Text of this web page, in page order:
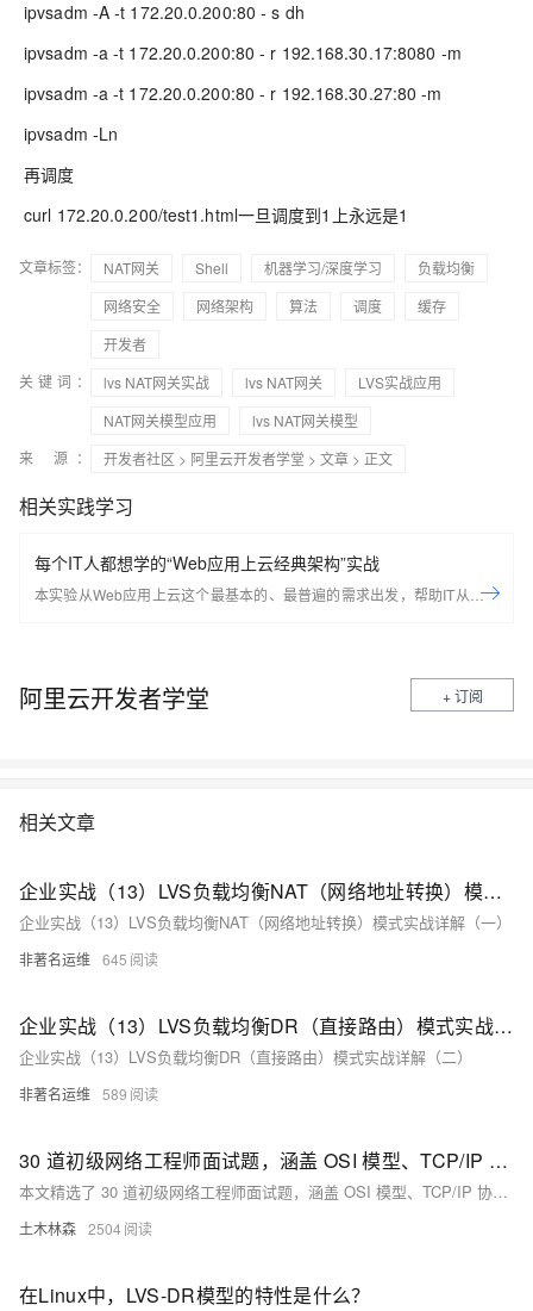
ipvsadm -A -t 172.20.0.200:80 - s dh
ipvsadm -a -t 172.20.0.200:80 - r 192.168.30.17:8080 -m
ipvsadm -a -t 172.20.0.200:80 - r 192.168.30.27:80 -m
ipvsadm -Ln
再调度
curl 172.20.0.200/test1.html一旦调度到1上永远是1
文章标签： NAT网关 Shell 机器学习/深度学习
负载均衡
网络安全
网络架构 算法 调度
缓存
开发者
关键词：
lvs NAT网关实战 lvs NAT网关
LVS实战应用
NAT网关模型应用
lvs NAT网关模型
来 源：
开发者社区 > 阿里云开发者学堂 > 文章 > 正文
相关实践学习
每个IT人都想学的“Web应用上云经典架构”实战
本实验从Web应用上云这个最基本的、最普遍的需求出发，帮助IT从业者
阿里云开发者学堂 + 订阅
相关文章
企业实战（13）LVS负载均衡NAT（网络地址转换）模式实战详解（一）
企业实战（13）LVS负载均衡NAT（网络地址转换）模式实战详解（一）
非著名运维 645
企业实战（13）LVS负载均衡DR（直接路由）模式实战详解（二）
企业实战（13）LVS负载均衡DR（直接路由）模式实战详解（二）
非著名运维 589
30 道初级网络工程师面试题，涵盖 OSI 模型、TCP/IP 协议栈、IP 地址、子网掩码、VLAN、STP、DHCP、DNS、防火墙、NAT、VPN 等基础知识和技术，帮助小白们充分准备面试，顺利踏入职场
本文精选了 30 道初级网络工程师面试题，涵盖 OSI 模型、TCP/IP 协议栈、IP 地址、子网掩码、VLAN、STP、DHCP、DNS、防火墙、NAT、VPN 等基础知识和技术，帮助小白们充分准备面试，顺利踏入职场。
土木林森 2504
在Linux中，LVS-DR模型的特性是什么？